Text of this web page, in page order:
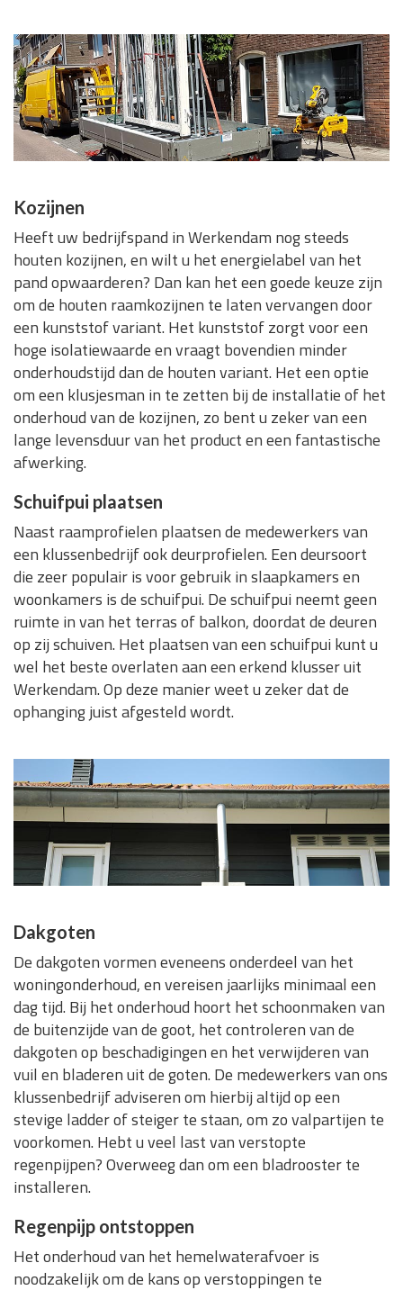
Kozijnen
Heeft uw bedrijfspand in Werkendam nog steeds
houten kozijnen, en wilt u het energielabel van het
pand opwaarderen? Dan kan het een goede keuze zijn
om de houten raamkozijnen te laten vervangen door
een kunststof variant. Het kunststof zorgt voor een
hoge isolatiewaarde en vraagt bovendien minder
onderhoudstijd dan de houten variant. Het een optie
om een klusjesman in te zetten bij de installatie of het
onderhoud van de kozijnen, zo bent u zeker van een
lange levensduur van het product en een fantastische
afwerking.
Schuifpui plaatsen
Naast raamprofielen plaatsen de medewerkers van
een klussenbedrijf ook deurprofielen. Een deursoort
die zeer populair is voor gebruik in slaapkamers en
woonkamers is de schuifpui. De schuifpui neemt geen
ruimte in van het terras of balkon, doordat de deuren
op zij schuiven. Het plaatsen van een schuifpui kunt u
wel het beste overlaten aan een erkend klusser uit
Werkendam. Op deze manier weet u zeker dat de
ophanging juist afgesteld wordt.
Dakgoten
De dakgoten vormen eveneens onderdeel van het
woningonderhoud, en vereisen jaarlijks minimaal een
dag tijd. Bij het onderhoud hoort het schoonmaken van
de buitenzijde van de goot, het controleren van de
dakgoten op beschadigingen en het verwijderen van
vuil en bladeren uit de goten. De medewerkers van ons
klussenbedrijf adviseren om hierbij altijd op een
stevige ladder of steiger te staan, om zo valpartijen te
voorkomen. Hebt u veel last van verstopte
regenpijpen? Overweeg dan om een bladrooster te
installeren.
Regenpijp ontstoppen
Het onderhoud van het hemelwaterafvoer is
noodzakelijk om de kans op verstoppingen te